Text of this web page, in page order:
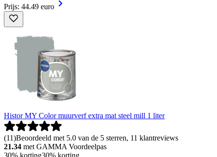
Prijs: 44.49 euro
Histor MY Color muurverf extra mat steel mill 1 liter
(11)Beoordeeld met 5.0 van de 5 sterren, 11 klantreviews
21.34 met GAMMA Voordeelpas